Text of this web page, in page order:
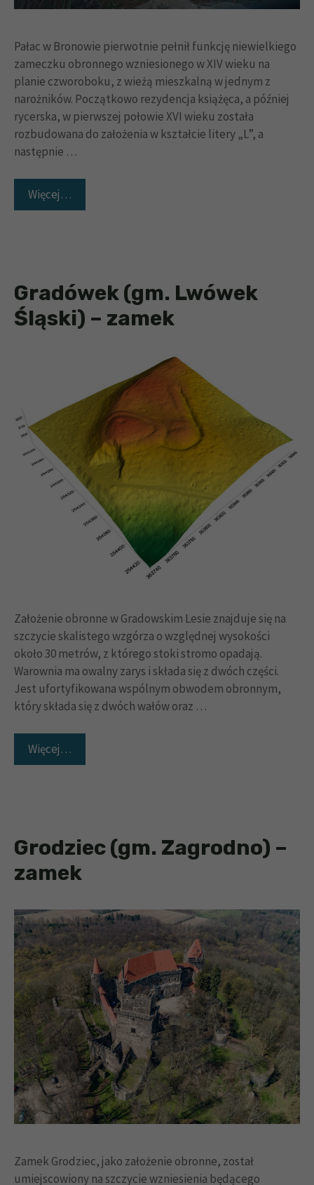
Pałac w Bronowie pierwotnie pełnił funkcję niewielkiego
zameczku obronnego wzniesionego w XIV wieku na
planie czworoboku, z wieżą mieszkalną w jednym z
narożników. Początkowo rezydencja książęca, a później
rycerska, w pierwszej połowie XVI wieku została
rozbudowana do założenia w kształcie litery „L”, a
następnie …
Więcej…
Gradówek (gm. Lwówek
Śląski) – zamek
Założenie obronne w Gradowskim Lesie znajduje się na
szczycie skalistego wzgórza o względnej wysokości
około 30 metrów, z którego stoki stromo opadają.
Warownia ma owalny zarys i składa się z dwóch części.
Jest ufortyfikowana wspólnym obwodem obronnym,
który składa się z dwóch wałów oraz …
Więcej…
Grodziec (gm. Zagrodno) –
zamek
Zamek Grodziec, jako założenie obronne, został
umiejscowiony na szczycie wzniesienia będącego